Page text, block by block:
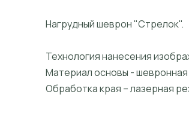
Нагрудный шеврон "Стрелок".
Технология нанесения
Материал основы - шевронная
Обработка края – лазерная